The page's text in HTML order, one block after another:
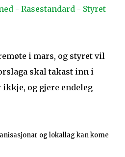
- Rasestandard - Styret
i mars, og styret vil
skal takast inn i
og gjere endeleg
og lokallag kan kome